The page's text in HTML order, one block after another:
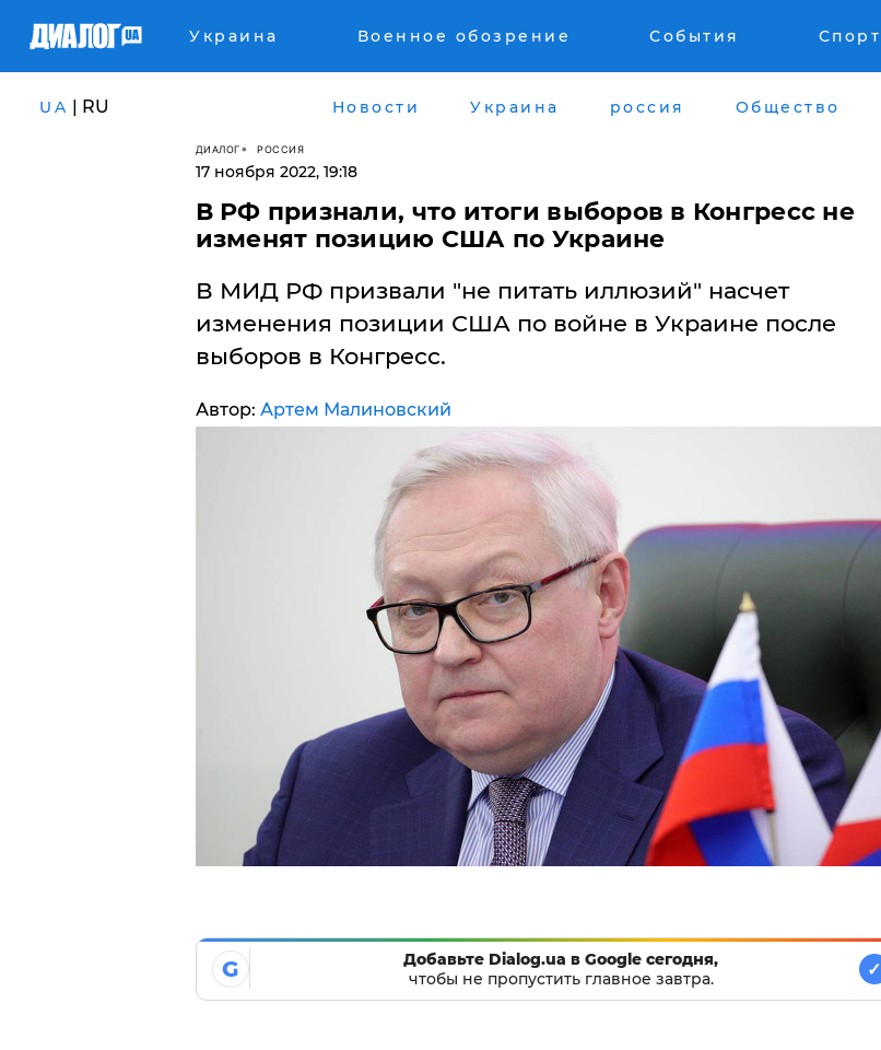
Украина Военное обозрение События Спорт
UA | RU Новости Украина россия Общество
ДИАЛОГ РОССИЯ
17 ноября 2022, 19:18
В РФ признали, что итоги выборов в Конгресс не
изменят позицию США по Украине
В МИД РФ призвали "не питать иллюзий" насчет
изменения позиции США по войне в Украине после
выборов в Конгресс.
Автор: Артем Малиновский
G
Добавьте Dialog.ua в Google сегодня,
чтобы не пропустить главное завтра.
✓